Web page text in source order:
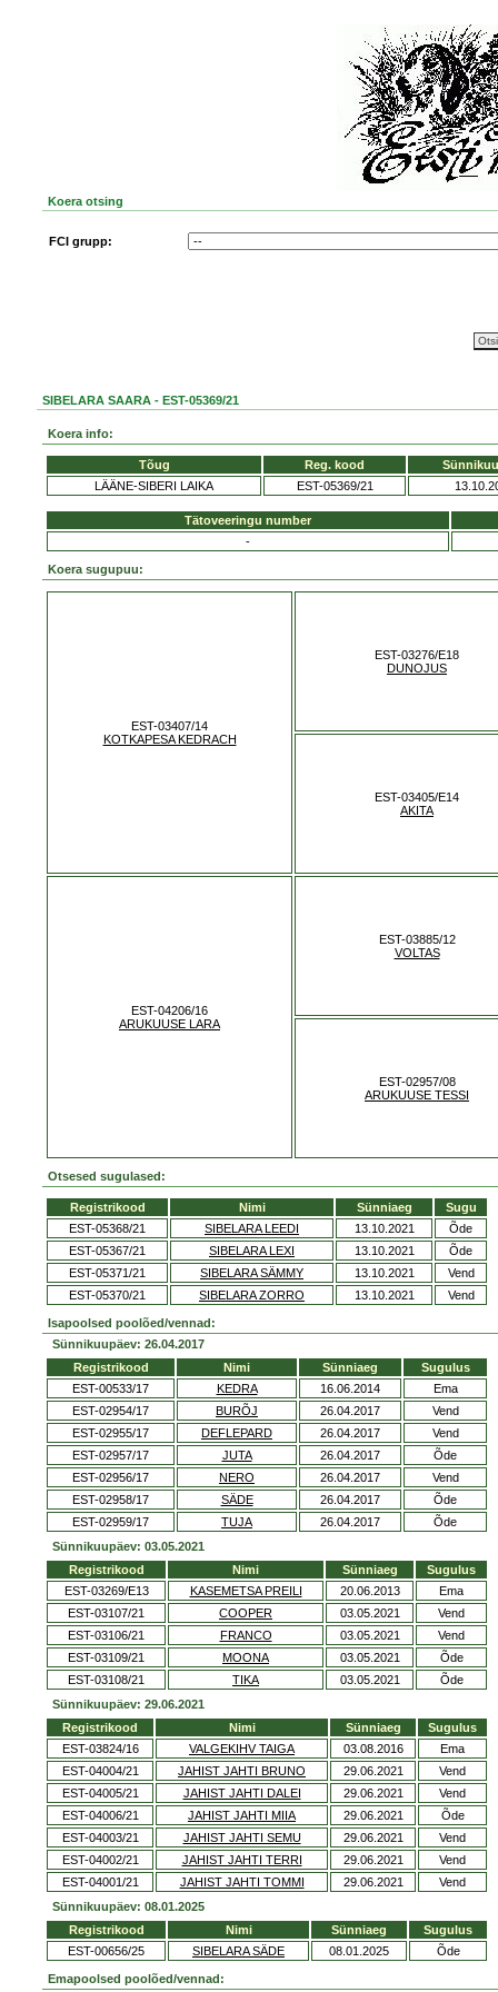
Koera otsing
FCI grupp:
SIBELARA SAARA - EST-05369/21
Koera info:
Tõug Reg. kood
LÄÄNE-SIBERI LAIKA
EST-05369/21
Tätoveeringu number
-
Koera sugupuu:
EST-03407/14
KOTKAPESA KEDRACH
EST-03276/E18
DUNOJUS
EST-03405/E14
AKITA
EST-04206/16
ARUKUUSE LARA
EST-03885/12
VOLTAS
EST-02957/08
ARUKUUSE TESSI
Otsesed sugulased:
Registrikood Nimi Sünniaeg
Sugu
EST-05368/21
SIBELARA LEEDI 13.10.2021
Õde
EST-05367/21
SIBELARA LEXI 13.10.2021
Õde
EST-05371/21
SIBELARA SÄMMY 13.10.2021
Vend
EST-05370/21
SIBELARA ZORRO 13.10.2021 Vend
Isapoolsed poolõed/vennad:
Sünnikuupäev: 26.04.2017
Registrikood
Nimi Sünniaeg
Sugulus
EST-00533/17
KEDRA 16.06.2014
Ema
EST-02954/17
BURÕJ 26.04.2017
Vend
EST-02955/17
DEFLEPARD 26.04.2017
Vend
EST-02957/17
JUTA 26.04.2017
Õde
EST-02956/17
NERO 26.04.2017
Vend
EST-02958/17
SÄDE 26.04.2017
Õde
EST-02959/17
TUJA 26.04.2017
Õde
Sünnikuupäev: 03.05.2021
Registrikood
Nimi Sünniaeg
Sugulus
EST-03269/E13
KASEMETSA PREILI 20.06.2013
Ema
EST-03107/21
COOPER 03.05.2021
Vend
EST-03106/21
FRANCO 03.05.2021
Vend
EST-03109/21
MOONA 03.05.2021
Õde
EST-03108/21
TIKA 03.05.2021
Õde
Sünnikuupäev: 29.06.2021
Registrikood
Nimi Sünniaeg
Sugulus
EST-03824/16
VALGEKIHV TAIGA 03.08.2016
Ema
EST-04004/21
JAHIST JAHTI BRUNO 29.06.2021
Vend
EST-04005/21
JAHIST JAHTI DALEI 29.06.2021
Vend
EST-04006/21
JAHIST JAHTI MIIA 29.06.2021
Õde
EST-04003/21
JAHIST JAHTI SEMU 29.06.2021
Vend
EST-04002/21
JAHIST JAHTI TERRI 29.06.2021
Vend
EST-04001/21
JAHIST JAHTI TOMMI 29.06.2021
Vend
Sünnikuupäev: 08.01.2025
Registrikood
Nimi Sünniaeg
Sugulus
EST-00656/25
SIBELARA SÄDE 08.01.2025 Õde
Emapoolsed poolõed/vennad: